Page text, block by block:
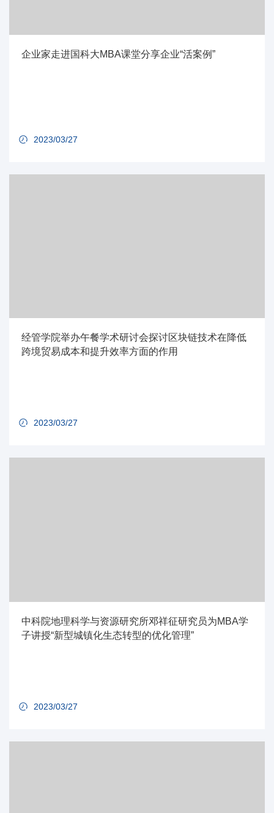
企业家走进国科大MBA课堂分享企业“活案例”
2023/03/27
经管学院举办午餐学术研讨会探讨区块链技术在降低
跨境贸易成本和提升效率方面的作用
2023/03/27
中科院地理科学与资源研究所邓祥征研究员为MBA学
子讲授“新型城镇化生态转型的优化管理”
2023/03/27